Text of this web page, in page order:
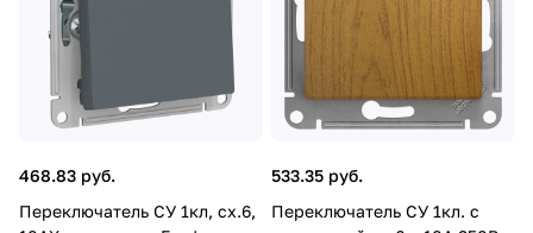
468.83 руб.
Переключатель СУ 1кл, сх.6,
533.35 руб.
Переключатель СУ 1кл. с